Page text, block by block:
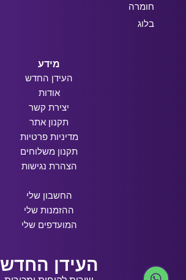
חומרה
בלוג
מידע
העידן החדש
אודות
יצירת קשר
תקנון אתר
מדיניות פרטיות
תקנון משלוחים
הצהרת נגישות
החשבון שלי
ההזמנות שלי
המועדפים שלי
העידן החדש